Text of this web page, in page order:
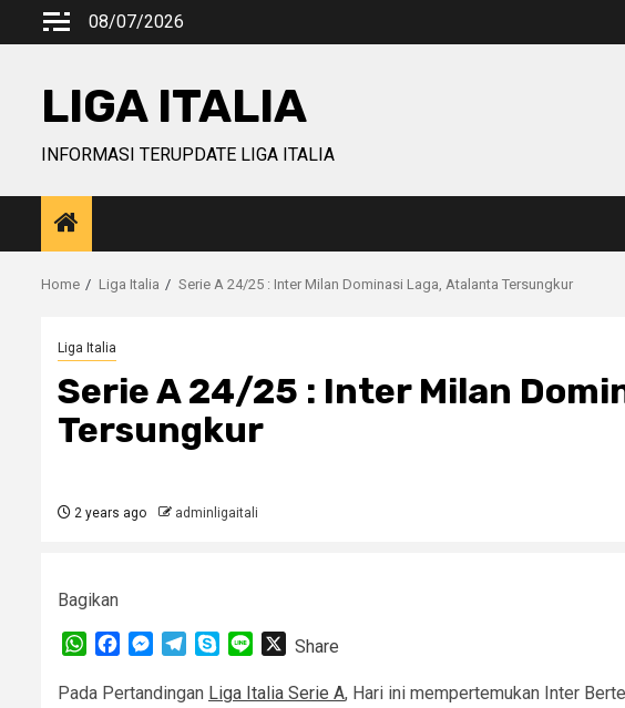
08/07/2026
LIGA ITALIA
INFORMASI TERUPDATE LIGA ITALIA
Home Liga Italia Serie A 24/25 : Inter Milan Dominasi Laga, Atalanta Tersungkur
Liga Italia
Serie A 24/25 : Inter Milan
Tersungkur
2 years ago adminligaitali
Bagikan
WhatsApp
FacebookMessenger
TelegramSkypeLine XShare
Pada Pertandingan Liga Italia Serie A, Hari ini mempertemukan Inter